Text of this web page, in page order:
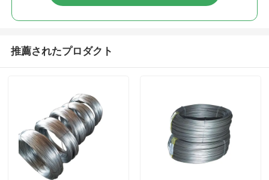
推薦されたプロダクト